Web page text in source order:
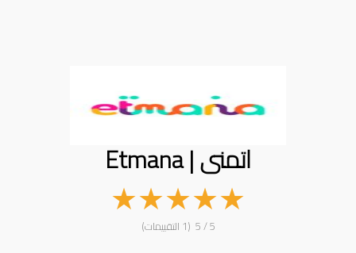
اتمنى | Etmana
★
★
★
★
★ 5 / 5 (1 التقييمات)